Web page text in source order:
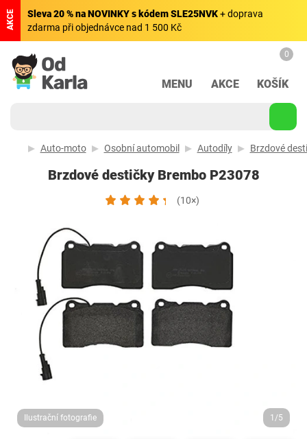
AKCE Sleva 20 % na NOVINKY s kódem SLE25NVK+ doprava
zdarma při objednávce nad 1 500 Kč
MENU AKCE
0
KOŠÍK
Auto-moto Osobní automobil Autodíly Brzdové
Brzdové destičky Brembo P23078
(10×)
Ilustrační fotografie 1/5